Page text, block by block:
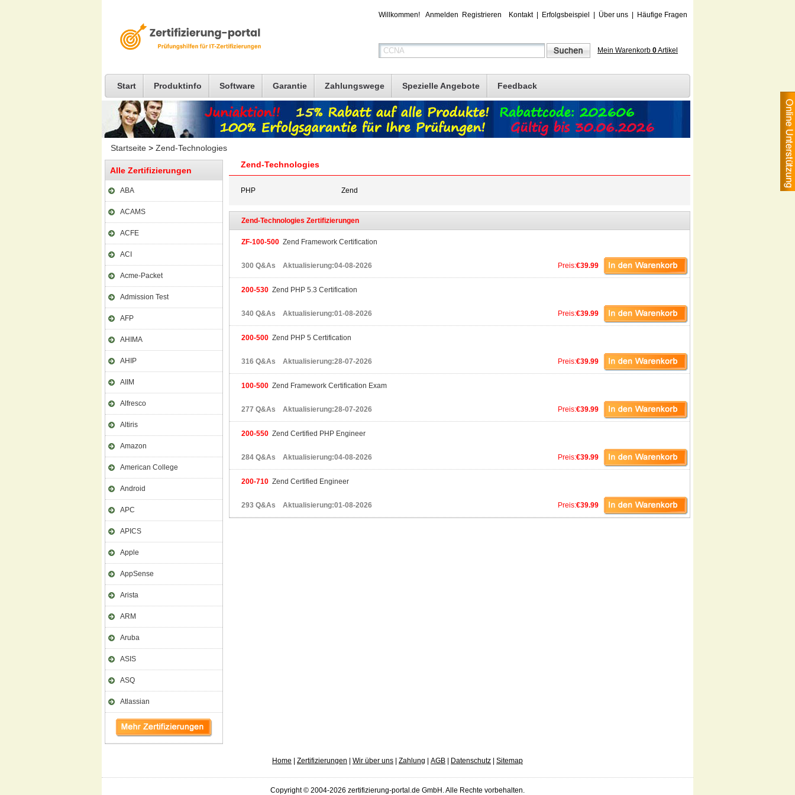
Willkommen! Anmelden Registrieren Kontakt| Erfolgsbeispiel Über uns Häufige Fragen
Mein Warenkorb 0Artikel
Start Produktinfo Software Garantie Zahlungswege Spezielle Angebote Feedback
Startseite > Zend-Technologies
Alle Zertifizierungen
ABA
ACAMS
ACFE
ACI
Acme-Packet
Admission Test
AFP
AHIMA
AHIP
AIIM
Alfresco
Altiris
Amazon
American College
Android
APC
APICS
Apple
AppSense
Arista
ARM
Aruba
ASIS
ASQ
Atlassian
Zend-Technologies
PHP Zend
Zend-Technologies Zertifizierungen
ZF-100-500 Zend Framework Certification
Preis:€39.99
300 Q&As Aktualisierung:04-08-2026
200-530 Zend PHP 5.3 Certification
Preis:€39.99
340 Q&As Aktualisierung:01-08-2026
200-500 Zend PHP 5 Certification
Preis:€39.99
316 Q&As Aktualisierung:28-07-2026
100-500 Zend Framework Certification Exam
Preis:€39.99
277 Q&As Aktualisierung:28-07-2026
200-550 Zend Certified PHP Engineer
Preis:€39.99
284 Q&As Aktualisierung:04-08-2026
200-710 Zend Certified Engineer
Preis:€39.99
293 Q&As Aktualisierung:01-08-2026
Home Zertifizierungen Wir über uns Zahlung AGB Datenschutz Sitemap
Copyright © 2004-2026 zertifizierung-portal.de GmbH. Alle Rechte vorbehalten.